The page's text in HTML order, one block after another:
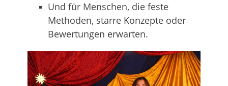
Und für Menschen, die feste
Methoden, starre Konzepte oder
Bewertungen erwarten.